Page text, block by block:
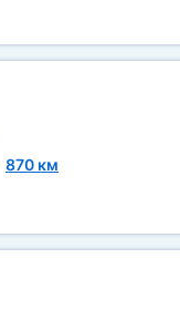
870 км